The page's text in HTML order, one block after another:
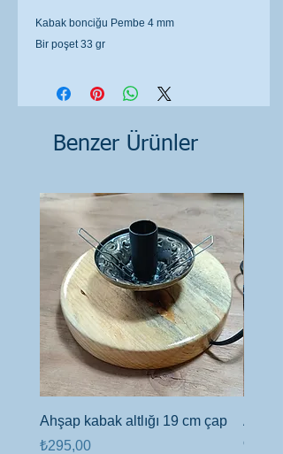
Kabak bonciğu Pembe 4 mm
Bir poşet 33 gr
Benzer Ürünler
Ahşap kabak altlığı 19 cm çap
Fiyat
₺295,00
çap